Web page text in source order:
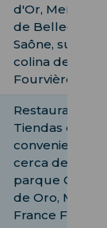
d'Or, Mercado
de Bellecour,
Saône, sube la
colina de
Fourvière.
Restaurantes:
Tiendas de
conveniencia
cerca del
parque
de Oro,
France Follie's.